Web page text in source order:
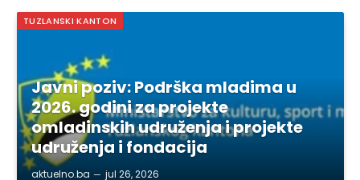
TUZLANSKI KANTON
Javni poziv: Podrška mladima u
2026. godini za projekte
omladinskih udruženja i projekte
udruženja i fondacija
aktuelno.ba jul 26, 2026